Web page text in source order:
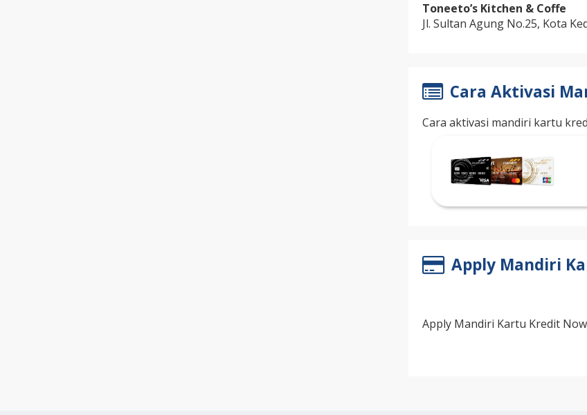
Toneeto’s Kitchen & Coffe
Jl. Sultan Agung No.25, Kota
Cara Aktivasi
Cara aktivasi mandiri kartu
Apply Mandiri
Apply Mandiri Kartu Kredit